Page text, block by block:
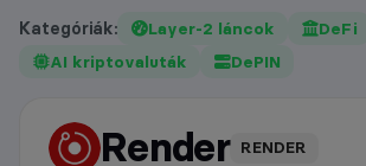
Kategóriák: Layer-2 láncok
DeFi
AI kriptovaluták
DePIN
Renderárfolyam
RENDER